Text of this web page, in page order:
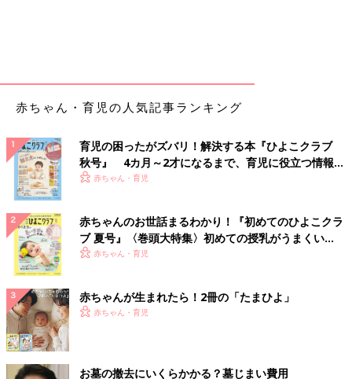
赤ちゃん・育児の人気記事ランキング
育児の困ったがズバリ！解決する本『ひよこクラブ
秋号』 4カ月～2才になるまで、育児に役立つ情報が
いっぱい！
赤ちゃん・育児
赤ちゃんのお世話まるわかり！『初めてのひよこクラ
ブ 夏号』〈巻頭大特集〉初めての授乳がうまくい
く！ おっぱい・ミルクの基本と夏のトラブル 解決テ
赤ちゃん・育児
赤ちゃんが生まれたら！2冊の「たまひよ」
赤ちゃん・育児
お墓の撤去にいくらかかる？墓じまい費用